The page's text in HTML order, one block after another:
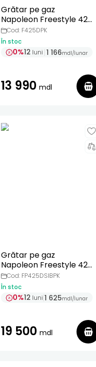
Grătar pe gaz
Napoleon Freestyle 425
negru
Cod: F425DPK
În stoc
0%12 luni 1 166mdl/lunar
13 990 mdl
Grătar pe gaz
Napoleon Freestyle 425
negru cu arzator
Infrared Sizzle Zone
Cod: FP425DSIBPK
În stoc
0%12 luni 1 625mdl/lunar
19 500 mdl